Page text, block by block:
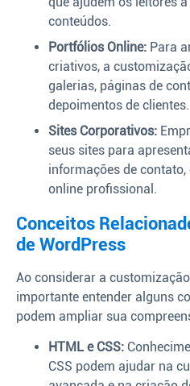
conteúdos.
Portfólios Online: Para
criativos, a
galerias, páginas de
depoimentos de clientes.
Sites Corporativos:
seus sites para
informações de
online profissional.
Conceitos
de WordPress
Ao considerar a
importante entender alguns
podem ampliar sua
HTML e CSS:
CSS podem ajudar na